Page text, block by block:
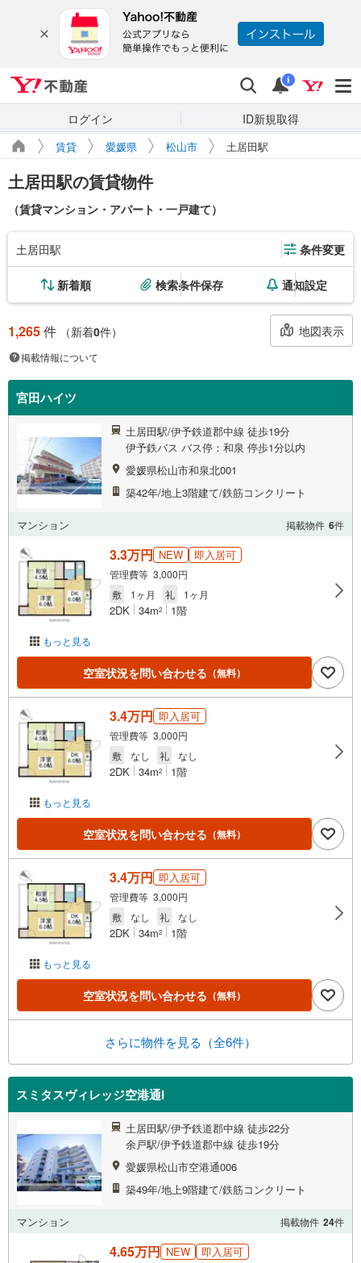
検索 通知
i
ログイン ID新規取得
賃貸 愛媛県 松山市 土居田駅
土居田駅の賃貸物件
（賃貸マンション・アパート・一戸建て）
土居田駅 条件変更
新着順 検索条件保存 通知設定
1,265件 （新着0件） 地図表示
掲載情報について
宮田ハイツ
土居田駅/伊予鉄道郡中線 徒歩19分
伊予鉄バス バス停：和泉 停歩1分以内
愛媛県松山市和泉北001
築42年/地上3階建て/鉄筋コンクリート
マンション 掲載物件 6件
もっと見る
3.3万円 NEW 即入居可
管理費等 3,000円
敷
1ヶ月 礼 1ヶ月
2DK 34m2 1階
空室状況を問い合わせる （無料）
もっと見る
3.4万円 即入居可
管理費等 3,000円
敷
なし 礼 なし
2DK 34m2 1階
空室状況を問い合わせる （無料）
もっと見る
3.4万円 即入居可
管理費等 3,000円
敷
なし 礼 なし
2DK 34m2 1階
空室状況を問い合わせる （無料）
さらに物件を見る（全6件）
スミタスヴィレッジ空港通I
土居田駅/伊予鉄道郡中線 徒歩22分
余戸駅/伊予鉄道郡中線 徒歩19分
愛媛県松山市空港通006
築49年/地上9階建て/鉄筋コンクリート
マンション 掲載物件 24件
4.65万円 NEW 即入居可